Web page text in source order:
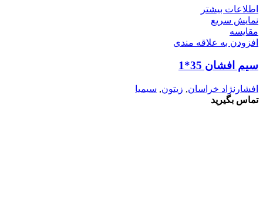
اطلاعات بیشتر
نمایش سریع
مقايسه
افزودن به علاقه مندی
سیم افشان 35*1
افشارنژاد خراسان, زیتون, سیمیا
تماس بگیرید